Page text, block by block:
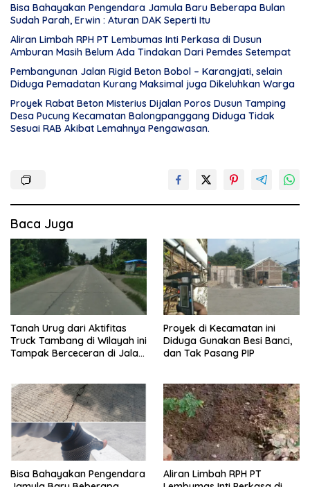
Bisa Bahayakan Pengendara Jamula Baru Beberapa Bulan
Sudah Parah, Erwin : Aturan DAK Seperti Itu
Aliran Limbah RPH PT Lembumas Inti Perkasa di Dusun
Amburan Masih Belum Ada Tindakan Dari Pemdes Setempat
Pembangunan Jalan Rigid Beton Bobol – Karangjati, selain
Diduga Pemadatan Kurang Maksimal juga Dikeluhkan Warga
Proyek Rabat Beton Misterius Dijalan Poros Dusun Tamping
Desa Pucung Kecamatan Balongpanggang Diduga Tidak
Sesuai RAB Akibat Lemahnya Pengawasan.
Baca Juga
Tanah Urug dari Aktifitas
Truck Tambang di Wilayah ini
Tampak Berceceran di Jalan
Proyek di Kecamatan ini
Diduga Gunakan Besi Banci,
dan Tak Pasang PIP
Bisa Bahayakan Pengendara
Aliran Limbah RPH PT